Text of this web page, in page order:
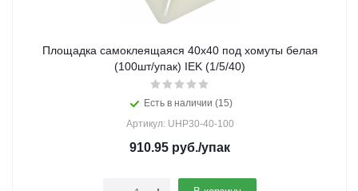
Площадка самоклеящаяся 40х40 под хомуты белая
(100шт/упак) IEK (1/5/40)
Есть в наличии (15)
Артикул: UHP30-40-100
910.95 руб./упак